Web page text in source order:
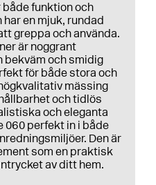
funktion och
har en mjuk, rundad
greppa och använda.
är noggrant
bekväm och smidig
för både stora och
mässing
och tidlös
och eleganta
060 perfekt in i både
Den är
som en praktisk
av ditt hem.